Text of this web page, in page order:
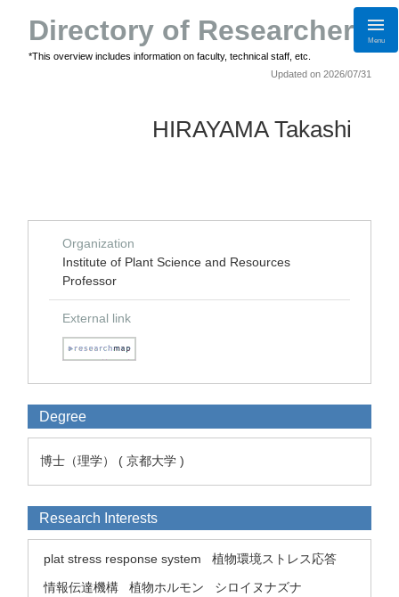
Directory of Researchers
*This overview includes information on faculty, technical staff, etc.
Menu
Updated on 2026/07/31
HIRAYAMA Takashi
Organization
Institute of Plant Science and Resources
Professor
External link
Degree
博士（理学） ( 京都大学 )
Research Interests
plat stress response system
植物環境ストレス応答
情報伝達機構
植物ホルモン シロイヌナズナ